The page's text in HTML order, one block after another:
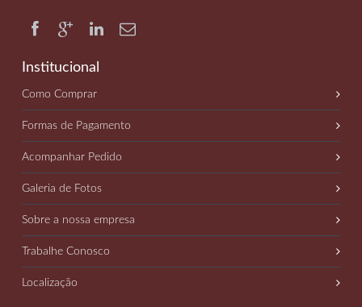
Institucional
Como Comprar
Formas de Pagamento
Acompanhar Pedido
Galeria de Fotos
Sobre a nossa empresa
Trabalhe Conosco
Localização